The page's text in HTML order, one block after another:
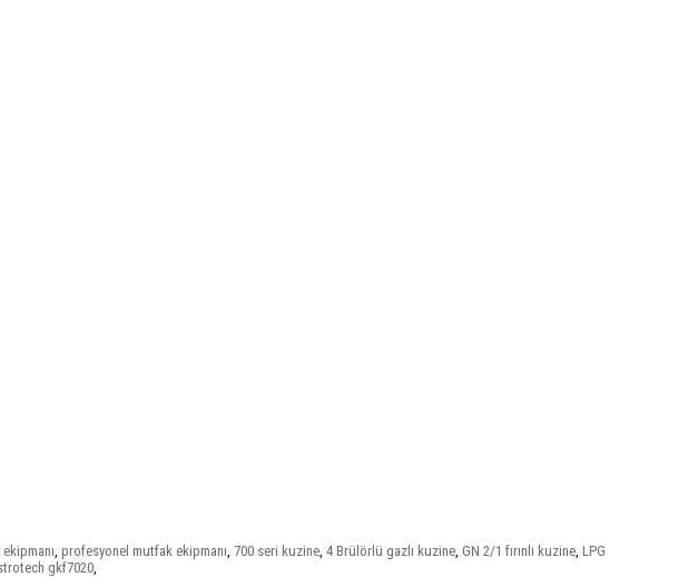
profesyonel mutfak ekipmanı 700 seri kuzine 4 Brülörlü gazlı kuzine GN 2/1 fırınlı kuzine LPG
gkf7020